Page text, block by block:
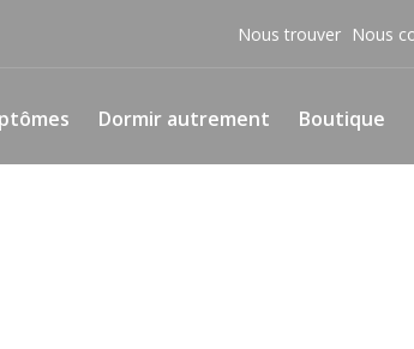
Nous trouver Nous
Dormir autrement Boutique